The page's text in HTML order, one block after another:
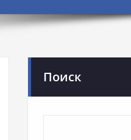
Поиск